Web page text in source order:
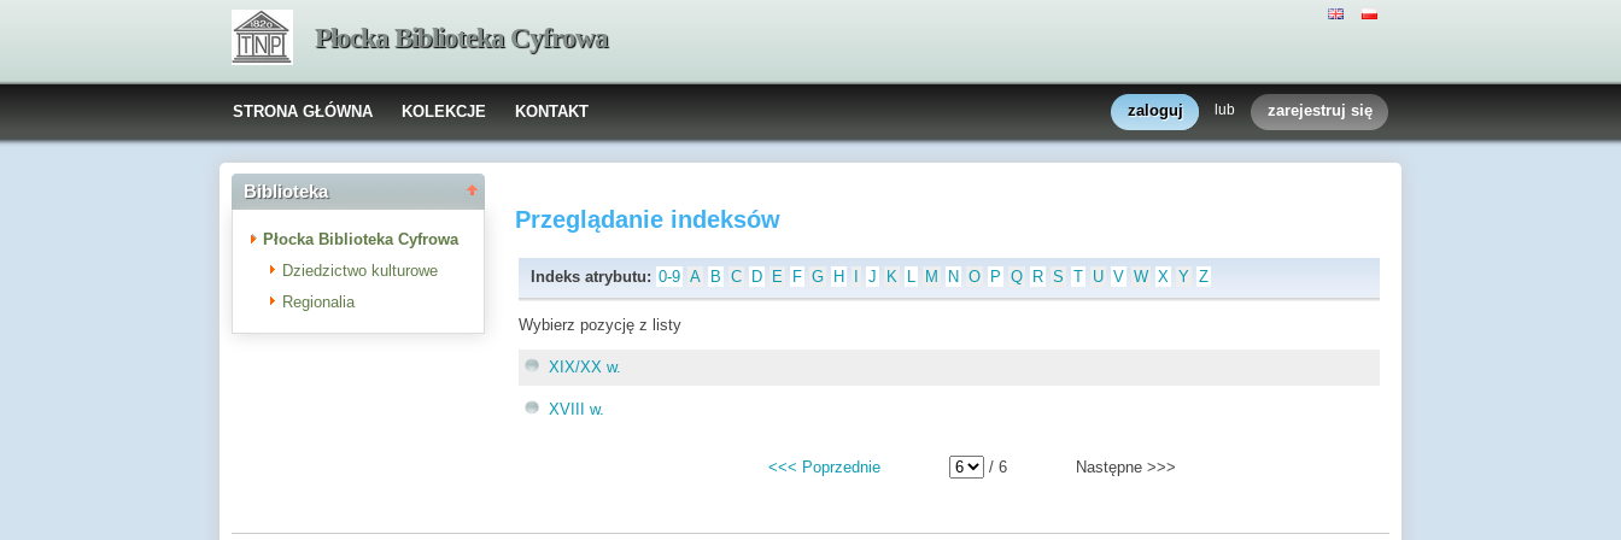
Płocka Biblioteka Cyfrowa
STRONA GŁÓWNA KOLEKCJE KONTAKT zaloguj lub zarejestruj się
Biblioteka
Płocka Biblioteka Cyfrowa
Dziedzictwo kulturowe
Regionalia
Przeglądanie indeksów
Indeks atrybutu: 0-9 A B C D E F G H J K L M N O P Q R S T U V W X Y Z
Wybierz pozycję z listy
XIX/XX w.
XVIII w.
<<< Poprzednie / 6 Następne >>>